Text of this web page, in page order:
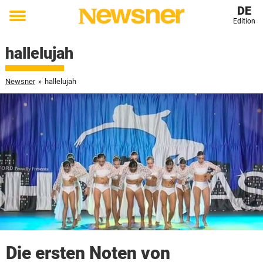
Toggle
DE
Edition
hallelujah
Newsner » hallelujah
Die ersten Noten von